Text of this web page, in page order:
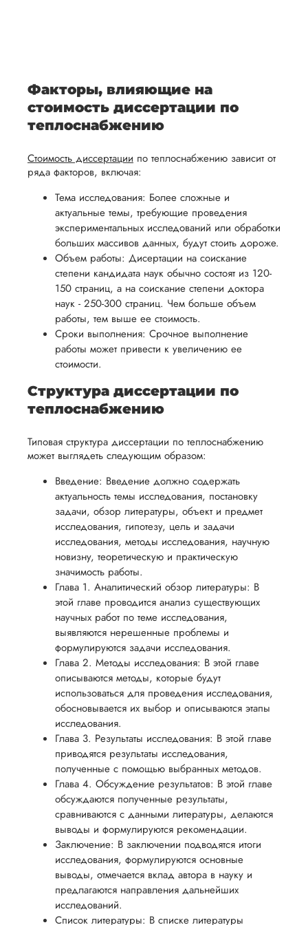
темы.
готовы
предоставить
помощь
подготовке
презентации
и речи
перед
защитой.
Наша
цель -
обеспечить
вам
уверенность
в своей
работе и
вам
успешно
процесс
защиты
научной
работы.
и
проведения
проверки
работы,
установленная
сумма
будет
возвращена
заказчику.
стремимся
осуществлять
процесс
возврата
способом,
удобным
для вас,
в
разумные
после
утверждения
запроса
возврат.
работы. В
начале
сотрудничества
мы
обсудим
договоримся
о сроках
выполнения,
чтобы
учесть
все
аспекты
написания
работы.
Факторы, влияющие на
стоимость диссертации по
теплоснабжению
Стоимость диссертации по теплоснабжению зависит от
ряда факторов, включая:
Тема исследования: Более сложные и
актуальные темы, требующие проведения
экспериментальных исследований или обработки
больших массивов данных, будут стоить дороже.
Объем работы: Дисертации на соискание
степени кандидата наук обычно состоят из 120-
150 страниц, а на соискание степени доктора
наук - 250-300 страниц. Чем больше объем
работы, тем выше ее стоимость.
Сроки выполнения: Срочное выполнение
работы может привести к увеличению ее
стоимости.
Структура диссертации по
теплоснабжению
Типовая структура диссертации по теплоснабжению
может выглядеть следующим образом:
Введение: Введение должно содержать
актуальность темы исследования, постановку
задачи, обзор литературы, объект и предмет
исследования, гипотезу, цель и задачи
исследования, методы исследования, научную
новизну, теоретическую и практическую
значимость работы.
Глава 1. Аналитический обзор литературы: В
этой главе проводится анализ существующих
научных работ по теме исследования,
выявляются нерешенные проблемы и
формулируются задачи исследования.
Глава 2. Методы исследования: В этой главе
описываются методы, которые будут
использоваться для проведения исследования,
обосновывается их выбор и описываются этапы
исследования.
Глава 3. Результаты исследования: В этой главе
приводятся результаты исследования,
полученные с помощью выбранных методов.
Глава 4. Обсуждение результатов: В этой главе
обсуждаются полученные результаты,
сравниваются с данными литературы, делаются
выводы и формулируются рекомендации.
Заключение: В заключении подводятся итоги
исследования, формулируются основные
выводы, отмечается вклад автора в науку и
предлагаются направления дальнейших
исследований.
Список литературы: В списке литературы